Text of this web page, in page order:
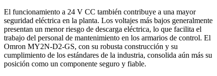
El funcionamiento a 24 V CC también contribuye a una mayor
seguridad eléctrica en la planta. Los voltajes más bajos generalmente
presentan un menor riesgo de descarga eléctrica, lo que facilita el
trabajo del personal de mantenimiento en los armarios de control. El
Omron MY2N-D2-GS, con su robusta construcción y su
cumplimiento de los estándares de la industria, consolida aún más su
posición como un componente seguro y fiable.